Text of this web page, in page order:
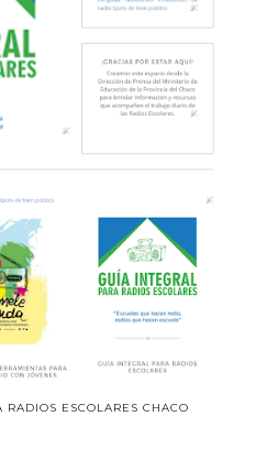
ESCOLARES CHACO